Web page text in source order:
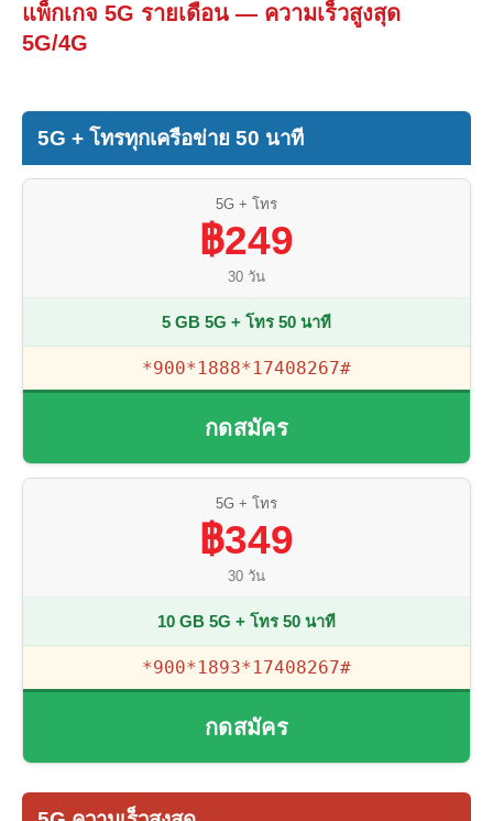
แพ็กเกจ 5G รายเดือน — ความเร็วสูงสุด
5G/4G
5G + โทรทุกเครือข่าย 50 นาที
5G + โทร
฿249
30 วัน
5 GB 5G + โทร 50 นาที
*900*1888*17408267#
กดสมัคร
5G + โทร
฿349
30 วัน
10 GB 5G + โทร 50 นาที
*900*1893*17408267#
กดสมัคร